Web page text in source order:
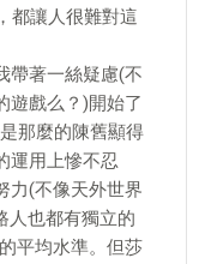
都讓人很難對這
帶著一絲疑慮(不
遊戲么？)開始了
那麼的陳舊顯得
運用上慘不忍
力(不像天外世界
人也都有獨立的
平均水準。但莎